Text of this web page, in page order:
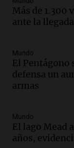
Audio.La
firmó
Episodios
Audio.
Messi
Audio.El
Jorge
Más de 1.300
ante la
Mundo
El Pentágono
defensa un
armas
Mundo
El lago Mead
años,